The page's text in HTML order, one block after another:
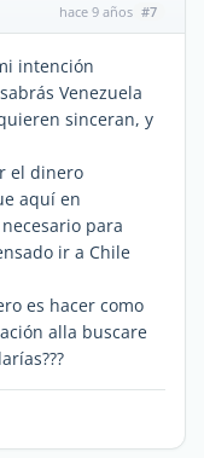
hace 9 años #7
intención
Venezuela
sinceran, y
el dinero
aquí en
para
ir a Chile
es hacer como
alla buscare